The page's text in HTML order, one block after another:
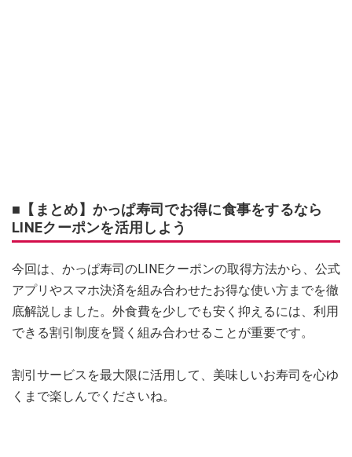
■【まとめ】かっぱ寿司でお得に食事をするなら
LINEクーポンを活用しよう
今回は、かっぱ寿司のLINEクーポンの取得方法から、公式
アプリやスマホ決済を組み合わせたお得な使い方までを徹
底解説しました。外食費を少しでも安く抑えるには、利用
できる割引制度を賢く組み合わせることが重要です。
割引サービスを最大限に活用して、美味しいお寿司を心ゆ
くまで楽しんでくださいね。